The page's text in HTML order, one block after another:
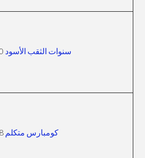
سنوات الثقب الأسود
كومبارس متكلم